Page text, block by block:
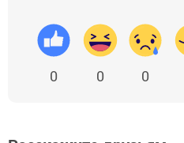
0 0 0